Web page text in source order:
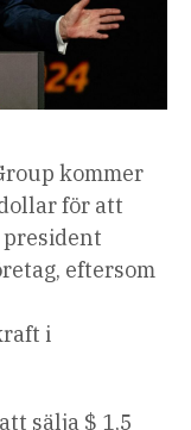
kommer
för att
president
eftersom
i
sälja $ 1,5